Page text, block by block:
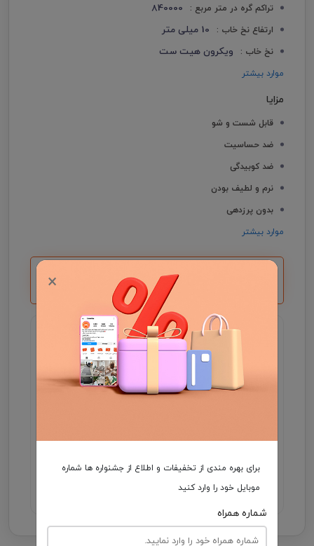
تراکم گره در متر مربع : 840000
ارتفاع نخ خاب : 10 میلی متر
نخ خاب : ویکرون هیت ست
موارد بیشتر
مزایا
قابل شست و شو
ضد حساسیت
ضد کوبیدگی
نرم و لطیف بودن
بدون پرزدهی
موارد بیشتر
تومانی دریافت می کنید.
گارانتی اصالت و سلامت فیزیکی کالا
جهت اطلاع از موجودی و ثبت سفارش میتوانید با شماره
×
برای بهره مندی از تخفیفات و اطلاع از جشنواره ها شماره
موبایل خود را وارد کنید
شماره همراه